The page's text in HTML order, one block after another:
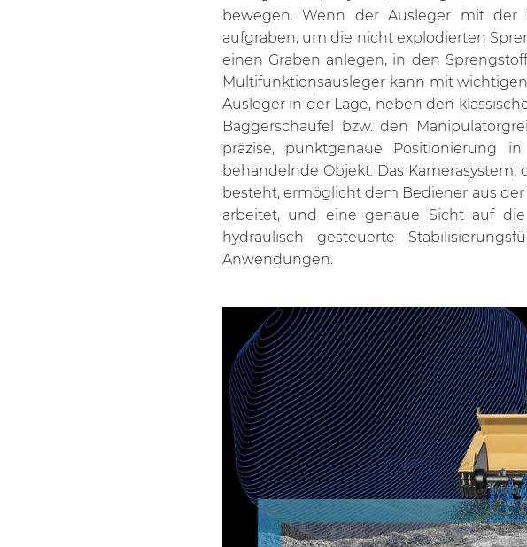
bewegen. Wenn der Ausleger mit der
aufgraben, um die nicht explodierten
einen Graben anlegen, in den
Multifunktionsausleger kann mit
Ausleger in der Lage, neben den
Baggerschaufel bzw. den
präzise, punktgenaue Positionierung
behandelnde Objekt. Das
besteht, ermöglicht dem Bediener aus
arbeitet, und eine genaue Sicht auf
hydraulisch gesteuerte
Anwendungen.